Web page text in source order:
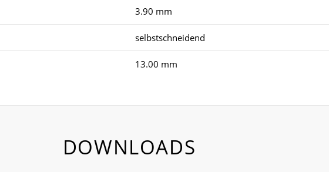
3.90 mm
selbstschneidend
13.00 mm
DOWNLOADS